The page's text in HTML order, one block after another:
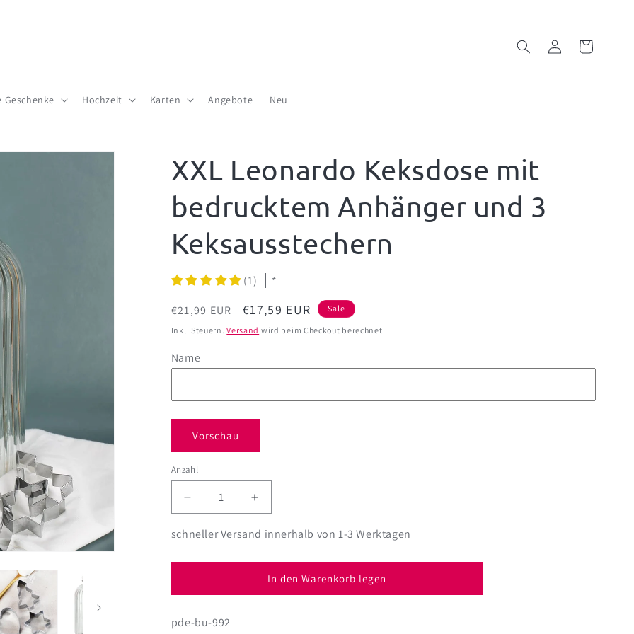
Hochzeit Karten Angebote Neu
EinloggenWarenkorb
XXL Leonardo Keksdose mit
bedrucktem Anhänger und 3
Keksausstechern
(1) *
Normaler
Preis
€21,99 EUR Verkaufspreis
€17,59 EUR Sale
Inkl. Steuern.Versand wird beim Checkout berechnet
Name
Vorschau
Anzahl
Anzahl
Verringere
die
Menge
XXL
Keksdose
bedrucktem
Erhöhe
die
Menge
XXL
Leonardo
Keksdose
schneller Versand innerhalb von 1-3 Werktagen
In den Warenkorb legen
pde-bu-992